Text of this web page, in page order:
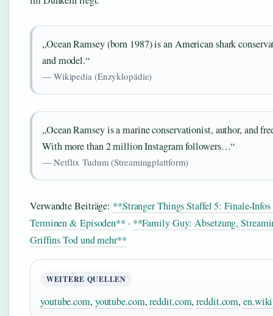
„Ocean Ramsey (born 1987) is an American shark
and model.“
— Wikipedia (Enzyklopädie)
„Ocean Ramsey is a marine conservationist, author, and
With more than 2 million Instagram followers…“
— Netflix Tudum (Streamingplattform)
Verwandte Beiträge: **Stranger Things Staffel 5: Finale-Infos
Terminen & Episoden** · **Family Guy: Absetzung,
Griffins Tod und mehr**
WEITERE QUELLEN
youtube.com, youtube.com,reddit.com,reddit.com,